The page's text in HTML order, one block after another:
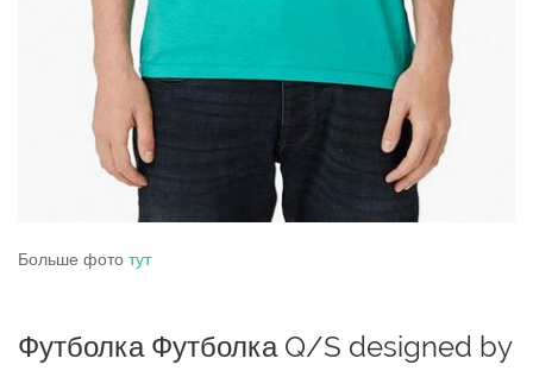
Больше фото тут
Футболка Футболка Q/S designed by